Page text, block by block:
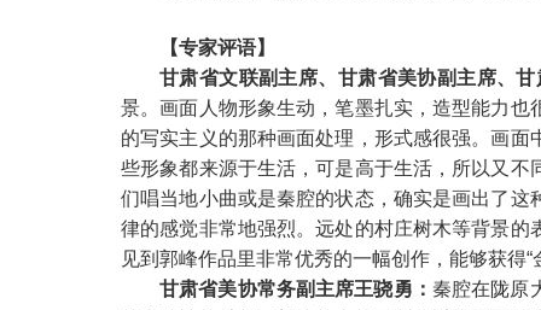
【专家评语】
甘肃省文联副主席、甘肃省美协副主席、
景。画面人物形象生动，笔墨扎实，造型能力
的写实主义的那种画面处理，形式感很强。画
些形象都来源于生活，可是高于生活，所以又
们唱当地小曲或是秦腔的状态，确实是画出了
律的感觉非常地强烈。远处的村庄树木等背景
见到郭峰作品里非常优秀的一幅创作，能够获得
甘肃省美协常务副主席王骁勇： 秦腔在陇原